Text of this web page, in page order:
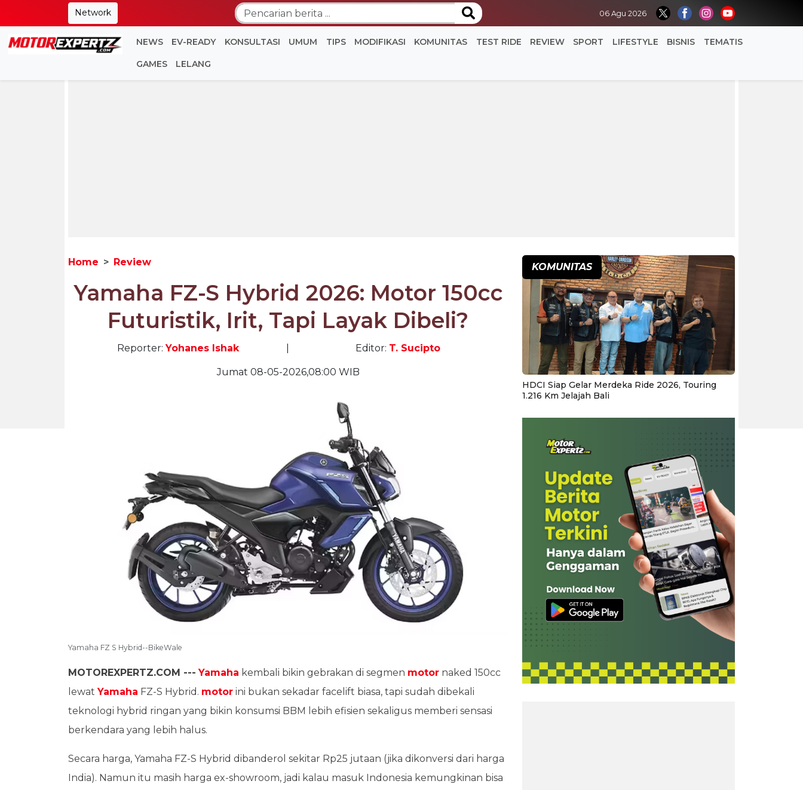
Network 06 Agu 2026
NEWS EV-READY KONSULTASI UMUM TIPS MODIFIKASI KOMUNITAS TEST RIDE REVIEW SPORT LIFESTYLE BISNIS TEMATIS
GAMES LELANG
Home Review
Yamaha FZ-S Hybrid 2026: Motor 150cc
Futuristik, Irit, Tapi Layak Dibeli?
Reporter:Yohanes Ishak Editor: T. Sucipto
Jumat 08-05-2026,08:00 WIB
Yamaha FZ S Hybrid--BikeWale
MOTOREXPERTZ.COM --- Yamaha kembali bikin gebrakan di segmen motor naked 150cc
lewatYamaha FZ-S Hybrid. motor ini bukan sekadar facelift biasa, tapi sudah dibekali
teknologi hybrid ringan yang bikin konsumsi BBM lebih efisien sekaligus memberi sensasi
berkendara yang lebih halus.
Secara harga, Yamaha FZ-S Hybrid dibanderol sekitar Rp25 jutaan (jika dikonversi dari harga
India). Namun itu masih harga ex-showroom, jadi kalau masuk Indonesia kemungkinan bisa
KOMUNITAS
HDCI Siap Gelar Merdeka Ride 2026, Touring
1.216 Km Jelajah Bali